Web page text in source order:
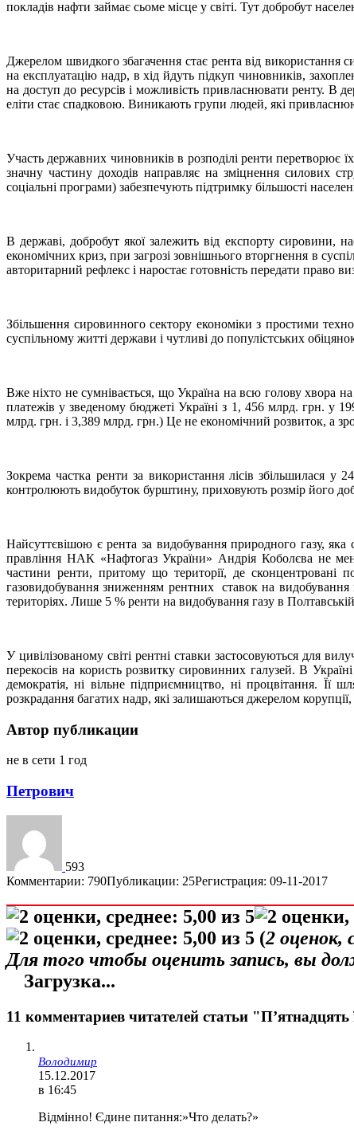
покладів нафти займає сьоме місце у світі. Тут добробут
Джерелом швидкого збагачення стає рента від
на експлуатацію надр, в хід йдуть підкуп чиновників,
на доступ до ресурсів і можливість привласнювати ренту. В
еліти стає спадковою. Виникають групи людей, які
Участь державних чиновників в розподілі ренти перетворює
значну частину доходів направляє на зміцнення силових
соціальні програми) забезпечують підтримку більшості
В державі, добробут якої залежить від експорту сировини,
економічних криз, при загрозі зовнішнього вторгнення в
авторитарний рефлекс і наростає готовність передати право
Збільшення сировинного сектору економіки з простими
суспільному житті держави і чутливі до популістських
Вже ніхто не сумнівається, що Україна на всю голову хвора
платежів у зведеному бюджеті Україні з 1, 456 млрд. грн. у
млрд. грн. і 3,389 млрд. грн.) Це не економічний розвиток, а
Зокрема частка ренти за використання лісів збільшилася
контролюють видобуток бурштину, приховують розмір його
Найсуттєвішою є рента за видобування природного газу,
правління НАК «Нафтогаз України» Андрія Коболєва не
частини ренти, притому що території, де сконцентровані
газовидобування зниженням рентних ставок на видобування
територіях. Лише 5 % ренти на видобування газу в
У цивілізованому світі рентні ставки застосовуються для
перекосів на користь розвитку сировинних галузей. В
демократія, ні вільне підприємництво, ні процвітання.
розкрадання багатих надр, які залишаються джерелом
Автор публикации
не в сети 1 год
Петрович
593
Комментарии: 790Публикации: 25Регистрация: 09-11-2017
(2 оценок,
Для того чтобы оценить запись, вы
Загрузка...
11 комментариев читателей статьи
Володимир
15.12.2017
в 16:45
Відмінно! Єдине питання:»Что делать?»